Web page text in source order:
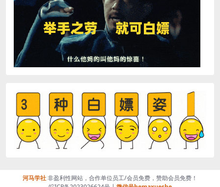
河马学社非盈利性网站，合作单位员工/会员免费，赞助会员免费！